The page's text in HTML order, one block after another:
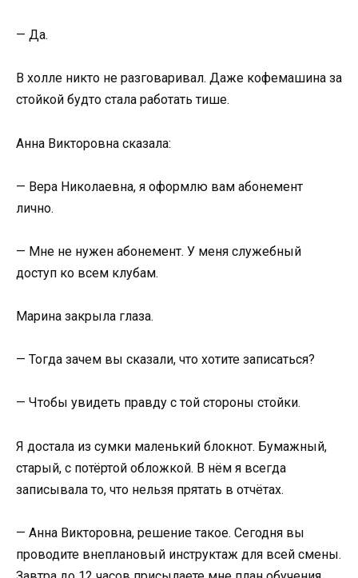
— Да.
В холле никто не разговаривал. Даже кофемашина за
стойкой будто стала работать тише.
Анна Викторовна сказала:
— Вера Николаевна, я оформлю вам абонемент
лично.
— Мне не нужен абонемент. У меня служебный
доступ ко всем клубам.
Марина закрыла глаза.
— Тогда зачем вы сказали, что хотите записаться?
— Чтобы увидеть правду с той стороны стойки.
Я достала из сумки маленький блокнот. Бумажный,
старый, с потёртой обложкой. В нём я всегда
записывала то, что нельзя прятать в отчётах.
— Анна Викторовна, решение такое. Сегодня вы
проводите внеплановый инструктаж для всей смены.